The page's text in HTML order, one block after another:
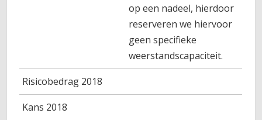
op een nadeel, hierdoor
reserveren we hiervoor
geen specifieke
weerstandscapaciteit.
Risicobedrag 2018
Kans 2018